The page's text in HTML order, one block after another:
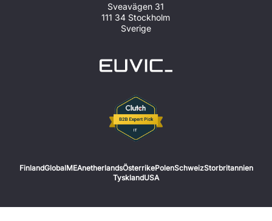
Sveavägen 31
111 34 Stockholm
Sverige
FinlandGlobalMEAnetherlandsÖsterrikePolenSchweizStorbritannien
TysklandUSA